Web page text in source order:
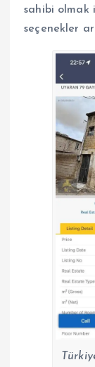
sahibi olmak
seçenekler